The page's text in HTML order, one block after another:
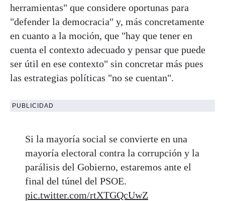
herramientas" que considere oportunas para
"defender la democracia" y, más concretamente
en cuanto a la moción, que "hay que tener en
cuenta el contexto adecuado y pensar que puede
ser útil en ese contexto" sin concretar más pues
las estrategias políticas "no se cuentan".
PUBLICIDAD
Si la mayoría social se convierte en una
mayoría electoral contra la corrupción y la
parálisis del Gobierno, estaremos ante el
final del túnel del PSOE.
pic.twitter.com/rtXTGQcUwZ